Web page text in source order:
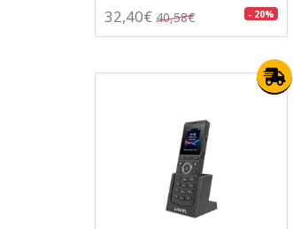
32,40€ 40,58€ - 20%